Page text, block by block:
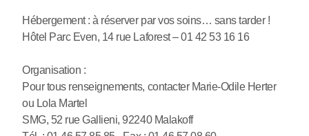
Hébergement : à réserver par vos soins… sans tarder !
Hôtel Parc Even, 14 rue Laforest – 01 42 53 16 16
Organisation :
Pour tous renseignements, contacter Marie-Odile Herter
ou Lola Martel
SMG, 52 rue Gallieni, 92240 Malakoff